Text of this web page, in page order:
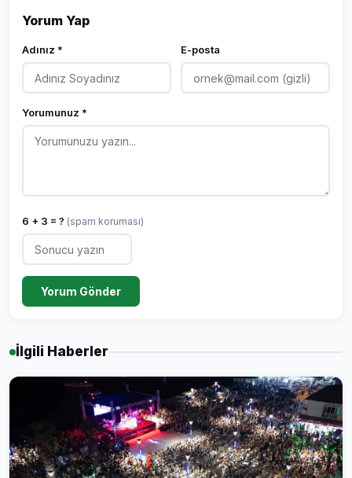
Yorum Yap
Adınız * E-posta
Yorumunuz *
6 + 3 = ? (spam koruması)
Yorum Gönder
İlgili Haberler